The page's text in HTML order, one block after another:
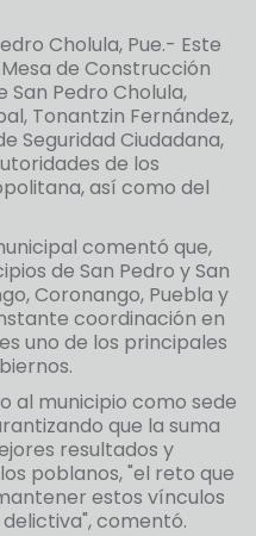
Cholula, Pue.- Este
de Construcción
San Pedro Cholula,
Tonantzin Fernández,
Seguridad Ciudadana,
de los
así como del
comentó que,
de San Pedro y San
Coronango, Puebla y
coordinación en
uno de los principales
al municipio como sede
que la suma
resultados y
poblanos, "el reto que
estos vínculos
comentó.